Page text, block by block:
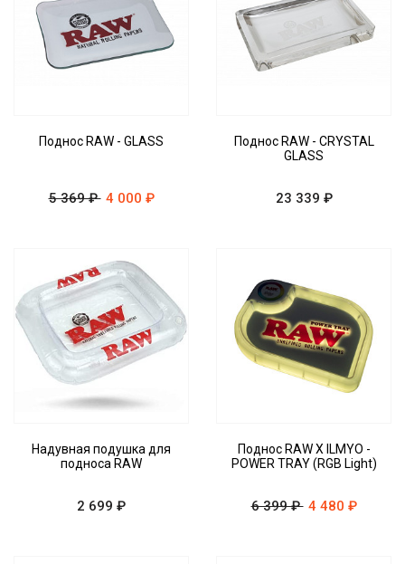
Поднос RAW - GLASS
5 369 ₽ 4 000 ₽
Поднос RAW - CRYSTAL
GLASS
23 339 ₽
Надувная подушка для
подноса RAW
2 699 ₽
Поднос RAW X ILMYO -
POWER TRAY (RGB Light)
6 399 ₽ 4 480 ₽